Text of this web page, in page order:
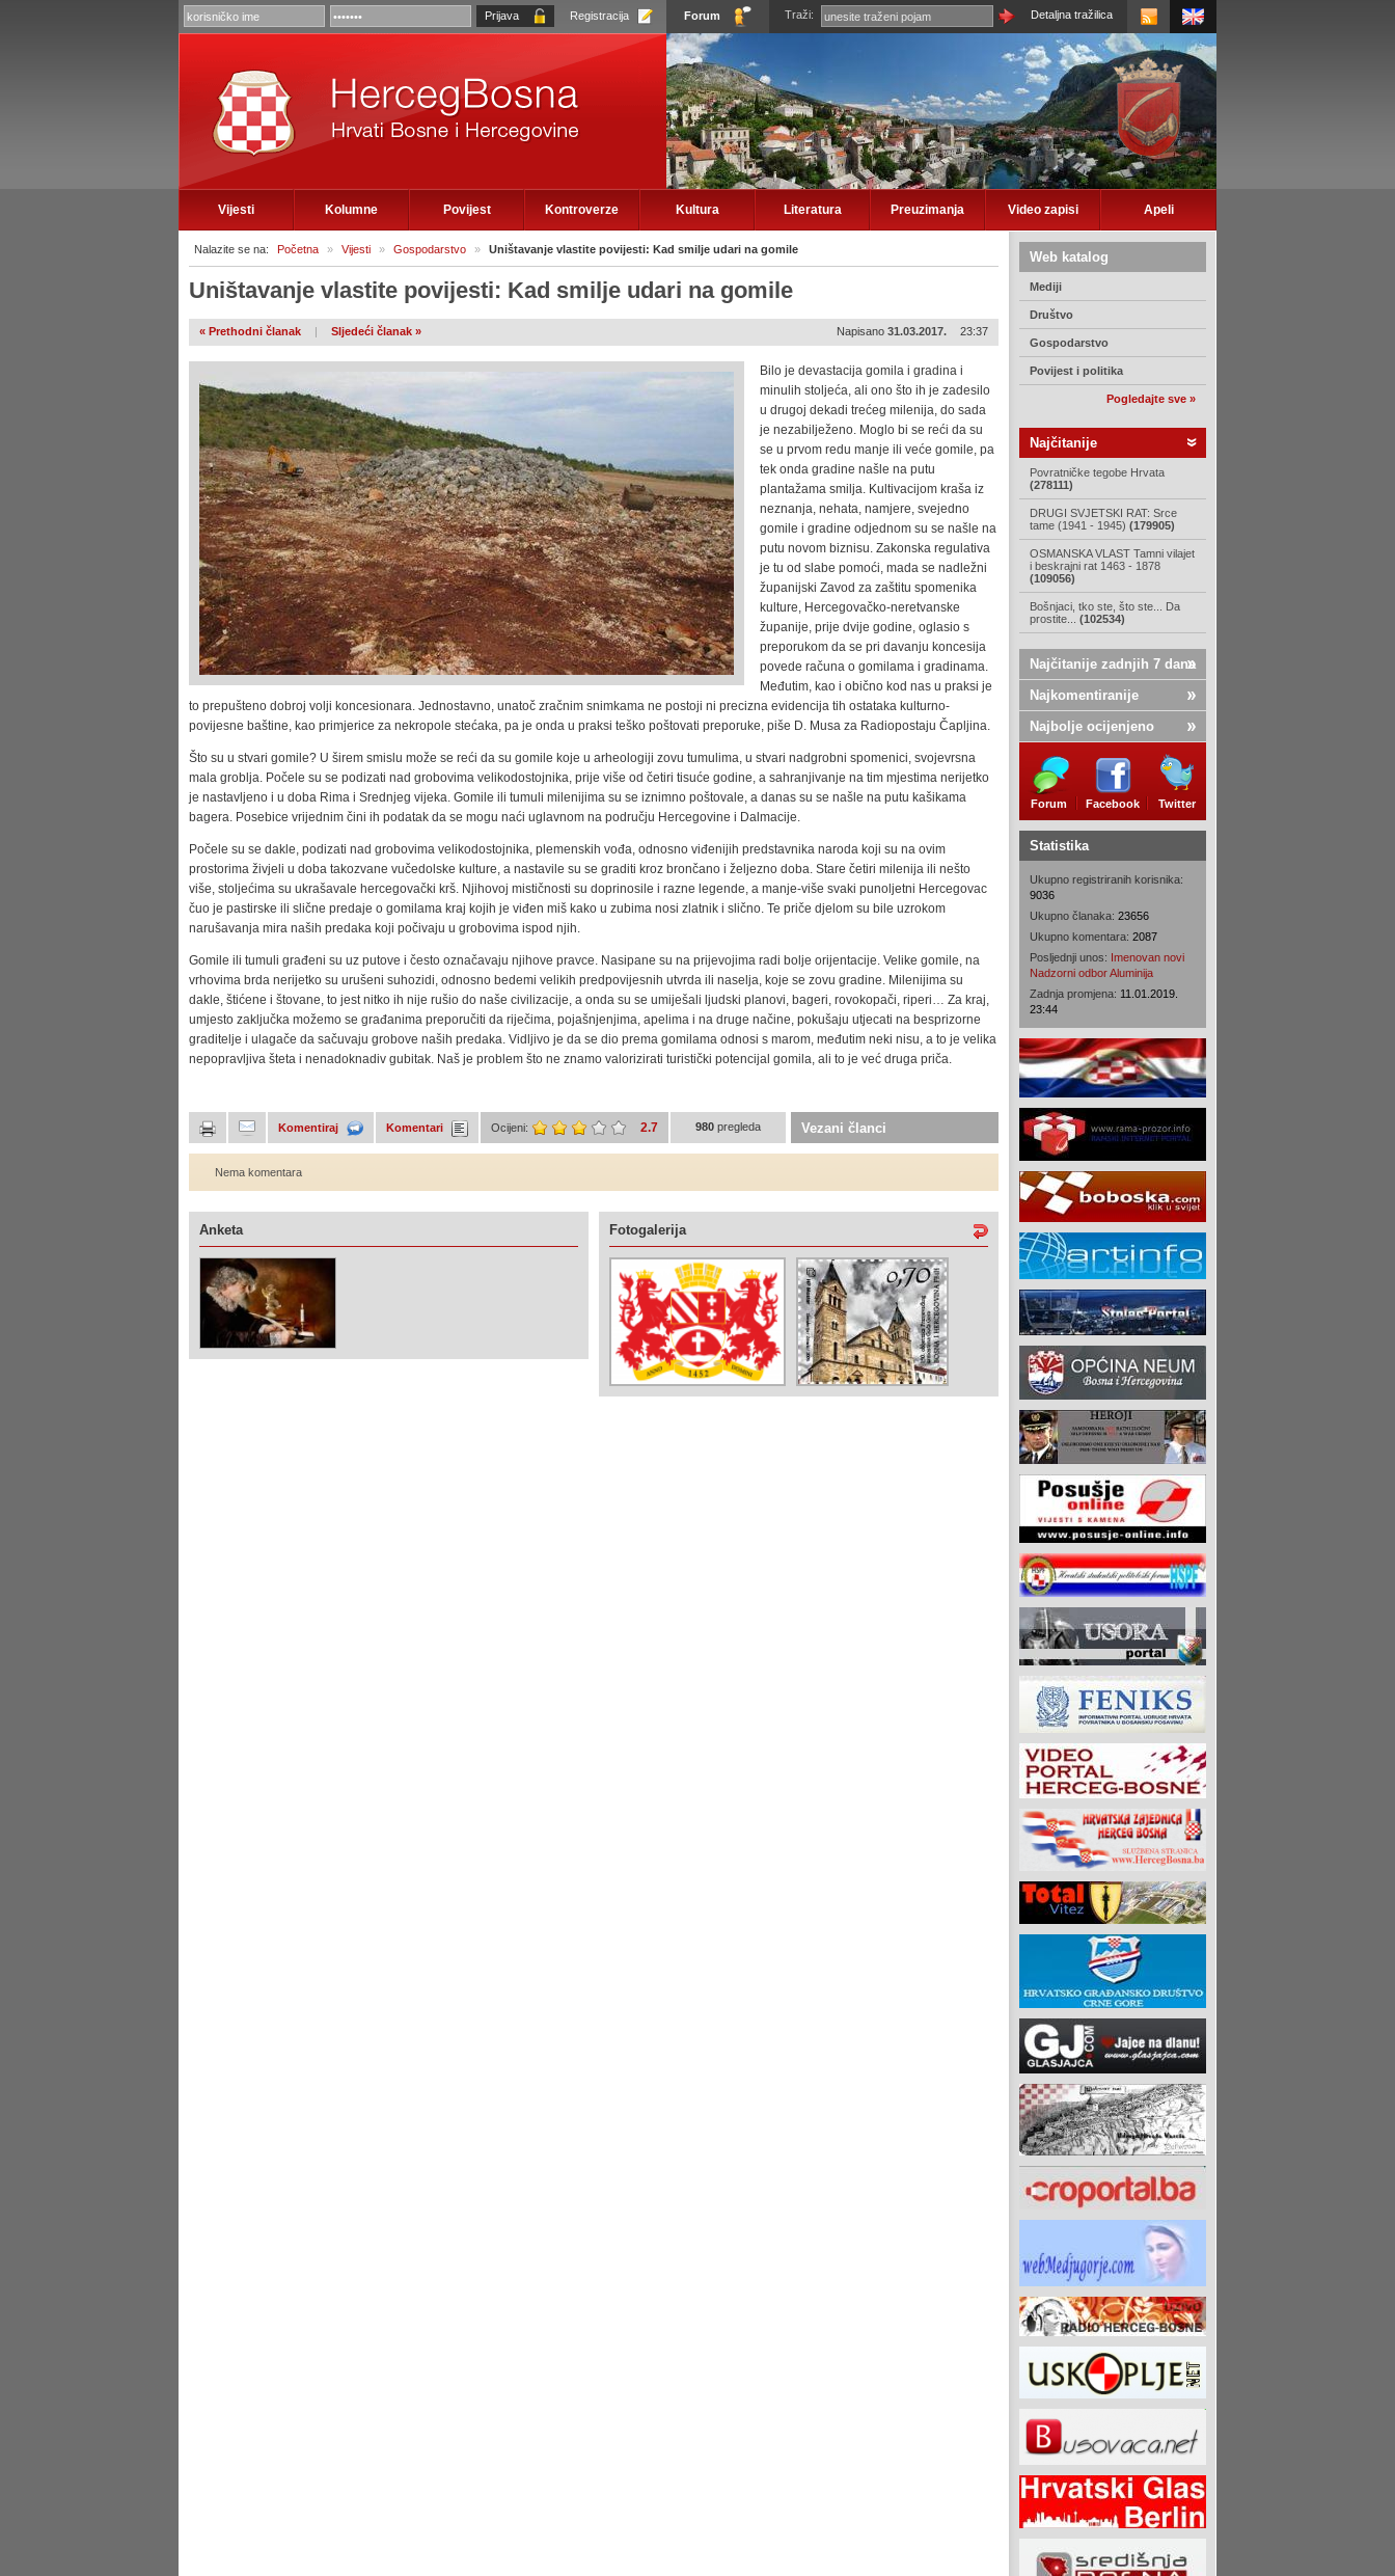
Registracija Forum Traži: Detaljna tražilica
Vijesti Kolumne Povijest Kontroverze Kultura Literatura Preuzimanja Video zapisi Apeli
Web katalog
Mediji
Društvo
Gospodarstvo
Povijest i politika
Pogledajte sve »
Najčitanije
Povratničke tegobe Hrvata
(278111)
DRUGI SVJETSKI RAT: Srce
tame (1941 - 1945) (179905)
OSMANSKA VLAST Tamni vilajet
i beskrajni rat 1463 - 1878
(109056)
Bošnjaci, tko ste, što ste... Da
prostite... (102534)
Najčitanije zadnjih 7 dana
Najkomentiranije
Najbolje ocijenjeno
Forum Facebook Twitter
Statistika
Ukupno registriranih korisnika:
9036
Ukupno članaka: 23656
Ukupno komentara: 2087
Posljednji unos: Imenovan novi
Nadzorni odbor Aluminija
Zadnja promjena: 11.01.2019.
23:44
Nalazite se na: Početna » Vijesti » Gospodarstvo » Uništavanje vlastite povijesti: Kad smilje udari na gomile
Uništavanje vlastite povijesti: Kad smilje udari na gomile
« Prethodni članak | Sljedeći članak » Napisano 31.03.2017. 23:37
Bilo je devastacija gomila i gradina i
minulih stoljeća, ali ono što ih je zadesilo
u drugoj dekadi trećeg milenija, do sada
je nezabilježeno. Moglo bi se reći da su
se u prvom redu manje ili veće gomile, pa
tek onda gradine našle na putu
plantažama smilja. Kultivacijom kraša iz
neznanja, nehata, namjere, svejedno
gomile i gradine odjednom su se našle na
putu novom biznisu. Zakonska regulativa
je tu od slabe pomoći, mada se nadležni
županijski Zavod za zaštitu spomenika
kulture, Hercegovačko-neretvanske
županije, prije dvije godine, oglasio s
preporukom da se pri davanju koncesija
povede računa o gomilama i gradinama.
Međutim, kao i obično kod nas u praksi je
to prepušteno dobroj volji koncesionara. Jednostavno, unatoč zračnim snimkama ne postoji ni precizna evidencija tih ostataka kulturno-
povijesne baštine, kao primjerice za nekropole stećaka, pa je onda u praksi teško poštovati preporuke, piše D. Musa za Radiopostaju Čapljina.
Što su u stvari gomile? U širem smislu može se reći da su gomile koje u arheologiji zovu tumulima, u stvari nadgrobni spomenici, svojevrsna
mala groblja. Počele su se podizati nad grobovima velikodostojnika, prije više od četiri tisuće godine, a sahranjivanje na tim mjestima nerijetko
je nastavljeno i u doba Rima i Srednjeg vijeka. Gomile ili tumuli milenijima su se iznimno poštovale, a danas su se našle na putu kašikama
bagera. Posebice vrijednim čini ih podatak da se mogu naći uglavnom na području Hercegovine i Dalmacije.
Počele su se dakle, podizati nad grobovima velikodostojnika, plemenskih vođa, odnosno viđenijih predstavnika naroda koji su na ovim
prostorima živjeli u doba takozvane vučedolske kulture, a nastavile su se graditi kroz brončano i željezno doba. Stare četiri milenija ili nešto
više, stoljećima su ukrašavale hercegovački krš. Njihovoj mističnosti su doprinosile i razne legende, a manje-više svaki punoljetni Hercegovac
čuo je pastirske ili slične predaje o gomilama kraj kojih je viđen miš kako u zubima nosi zlatnik i slično. Te priče djelom su bile uzrokom
narušavanja mira naših predaka koji počivaju u grobovima ispod njih.
Gomile ili tumuli građeni su uz putove i često označavaju njihove pravce. Nasipane su na prijevojima radi bolje orijentacije. Velike gomile, na
vrhovima brda nerijetko su urušeni suhozidi, odnosno bedemi velikih predpovijesnih utvrda ili naselja, koje se zovu gradine. Milenijima su
dakle, štićene i štovane, to jest nitko ih nije rušio do naše civilizacije, a onda su se umiješali ljudski planovi, bageri, rovokopači, riperi… Za kraj,
umjesto zaključka možemo se građanima preporučiti da riječima, pojašnjenjima, apelima i na druge načine, pokušaju utjecati na besprizorne
graditelje i ulagače da sačuvaju grobove naših predaka. Vidljivo je da se dio prema gomilama odnosi s marom, međutim neki nisu, a to je velika
nepopravljiva šteta i nenadoknadiv gubitak. Naš je problem što ne znamo valorizirati turistički potencijal gomila, ali to je već druga priča.
Komentiraj Komentari Ocijeni: 2.7 980 pregleda Vezani članci
Nema komentara
Anketa Fotogalerija